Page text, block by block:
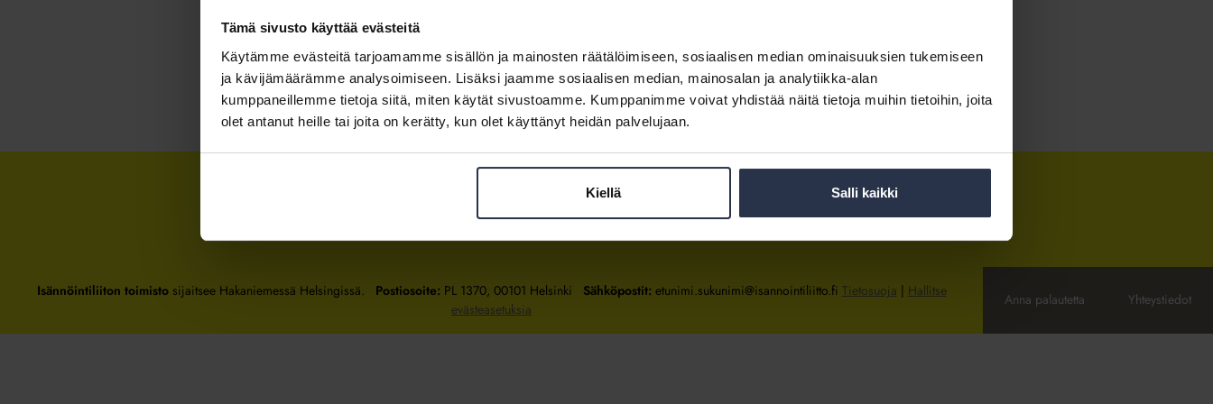
Tämä sivusto käyttää evästeitä
Käytämme evästeitä tarjoamamme sisällön ja mainosten räätälöimiseen, sosiaalisen median ominaisuuksien tukemiseen
ja kävijämäärämme analysoimiseen. Lisäksi jaamme sosiaalisen median, mainosalan ja analytiikka-alan
kumppaneillemme tietoja siitä, miten käytät sivustoamme. Kumppanimme voivat yhdistää näitä tietoja muihin tietoihin, joita
olet antanut heille tai joita on kerätty, kun olet käyttänyt heidän palvelujaan.
Kiellä Salli kaikki
Kirjaudu sisään
Tietoa jäsenyydestä
Isännöintiliiton toimistosijaitsee Hakaniemessä Helsingissä. Postiosoite: PL 1370, 00101 Helsinki Sähköpostit: etunimi.sukunimi@isannointiliitto.fi Tietosuoja | Hallitse
evästeasetuksia
Anna palautetta Yhteystiedot